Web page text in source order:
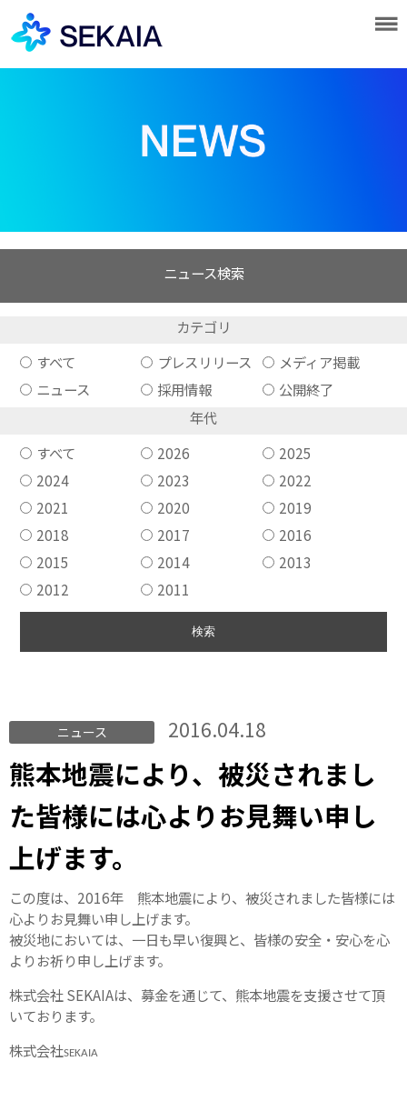
ニュース検索
カテゴリ
すべて
プレスリリース
メディア掲載
ニュース
採用情報
公開終了
年代
すべて
2026
2025
2024
2023
2022
2021
2020
2019
2018
2017
2016
2015
2014
2013
2012
2011
ニュース 2016.04.18
熊本地震により、被災されまし
た皆様には心よりお見舞い申し
上げます。
この度は、2016年 熊本地震により、被災されました皆様には
心よりお見舞い申し上げます。
被災地においては、一日も早い復興と、皆様の安全・安心を心
よりお祈り申し上げます。
株式会社 SEKAIAは、募金を通じて、熊本地震を支援させて頂
いております。
株式会社SEKAIA